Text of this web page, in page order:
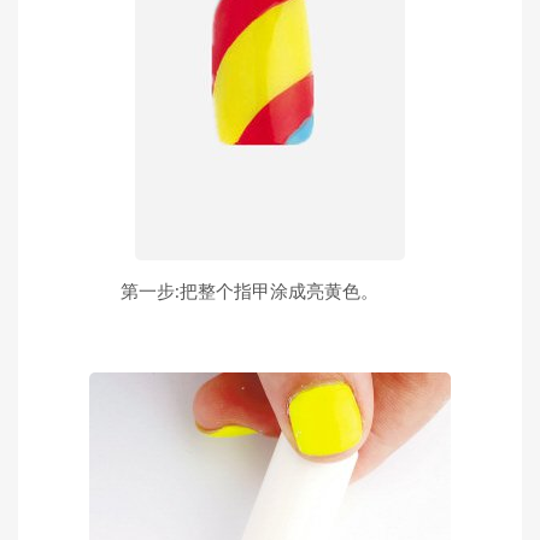
第一步:把整个指甲涂成亮黄色。